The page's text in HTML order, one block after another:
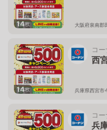
14枚 大阪府泉南郡
14枚
コ
西
兵庫県西宮市
コ
兵